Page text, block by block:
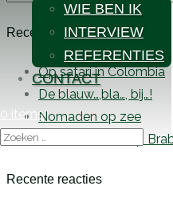
WIE BEN IK
INTERVIEW
REFERENTIES
CONTACT
0 items
Recente berichten
Op safari in Colombia
De blauw…,bla…, bij…!
Nomaden op zee
Interview Omroep
Recente reacties